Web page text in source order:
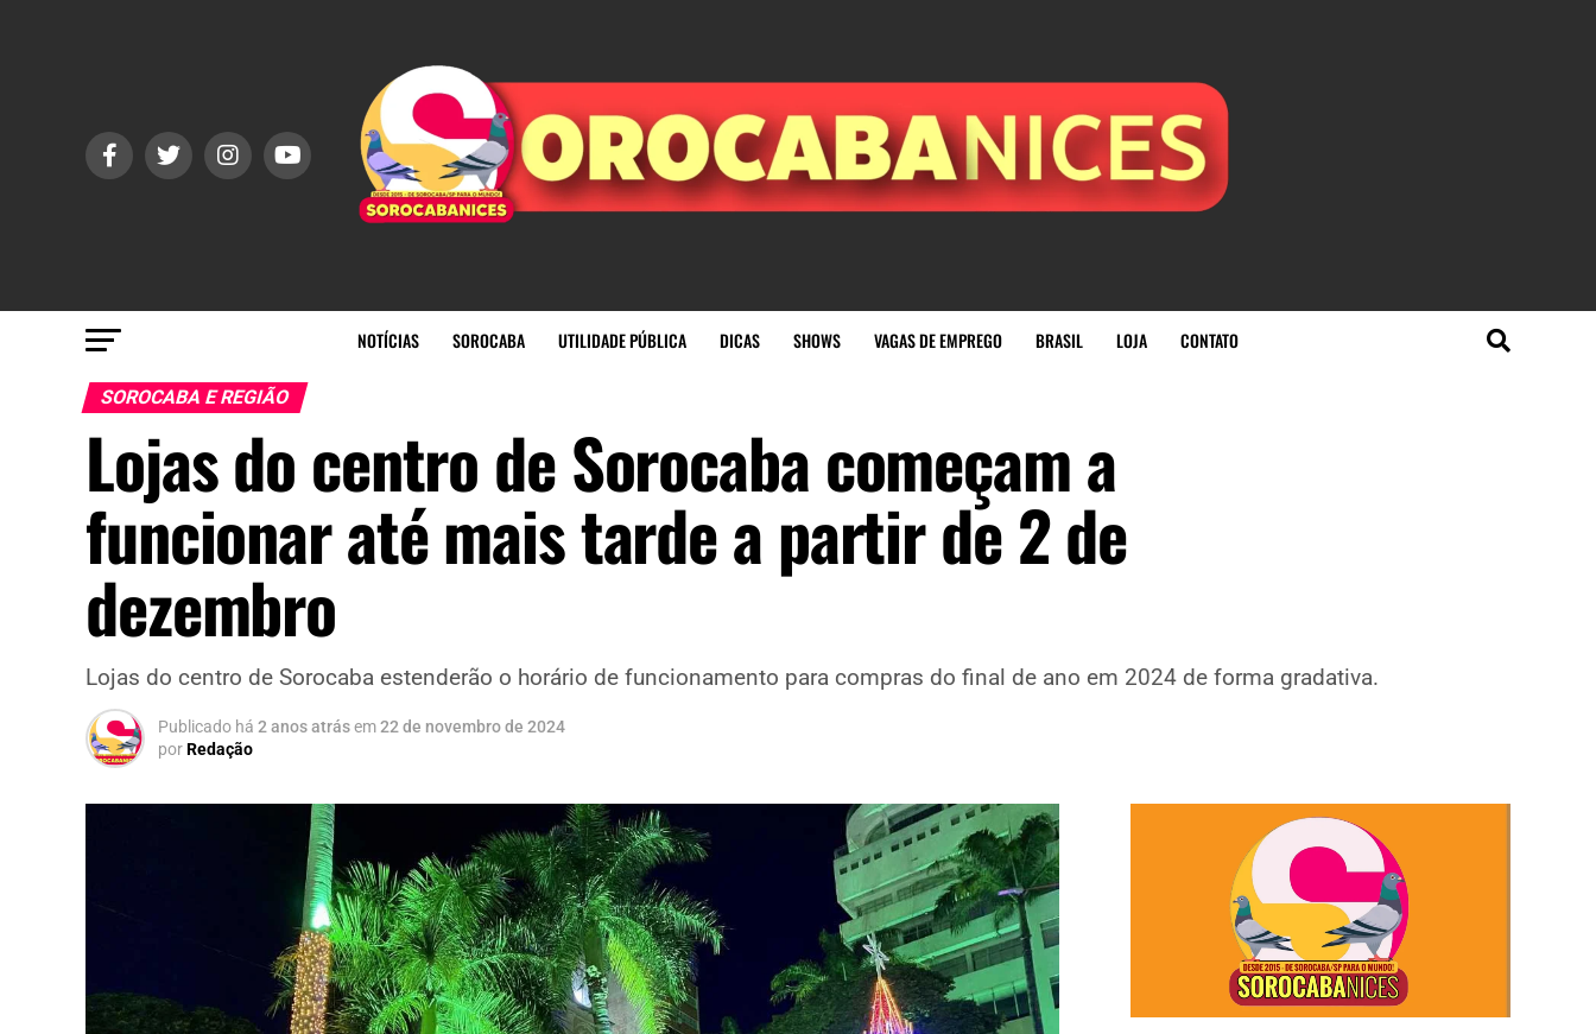
NOTÍCIAS SOROCABA UTILIDADE PÚBLICA DICAS SHOWS VAGAS DE EMPREGO BRASIL LOJA CONTATO
SOROCABA E REGIÃO
Lojas do centro de Sorocaba começam a
funcionar até mais tarde a partir de 2 de
dezembro
Lojas do centro de Sorocaba estenderão o horário de funcionamento para compras do final de ano em 2024 de forma gradativa.
Publicado há 2 anos atrásem22 de novembro de 2024
porRedação